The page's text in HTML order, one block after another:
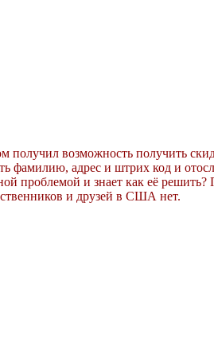
получил возможность получить
фамилию, адрес и штрих код и
проблемой и знает как её
и друзей в США нет.